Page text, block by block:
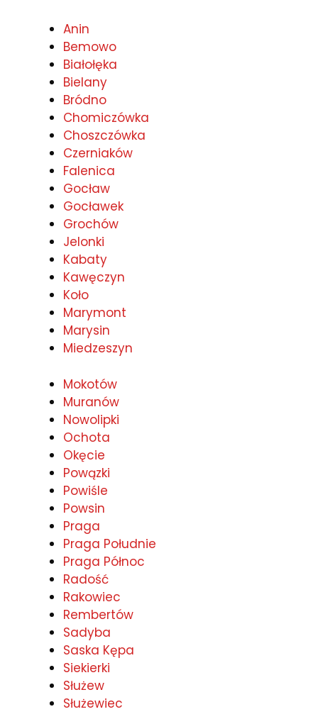
Anin
Bemowo
Białołęka
Bielany
Bródno
Chomiczówka
Choszczówka
Czerniaków
Falenica
Gocław
Gocławek
Grochów
Jelonki
Kabaty
Kawęczyn
Koło
Marymont
Marysin
Miedzeszyn
Mokotów
Muranów
Nowolipki
Ochota
Okęcie
Powązki
Powiśle
Powsin
Praga
Praga Południe
Praga Północ
Radość
Rakowiec
Rembertów
Sadyba
Saska Kępa
Siekierki
Służew
Służewiec